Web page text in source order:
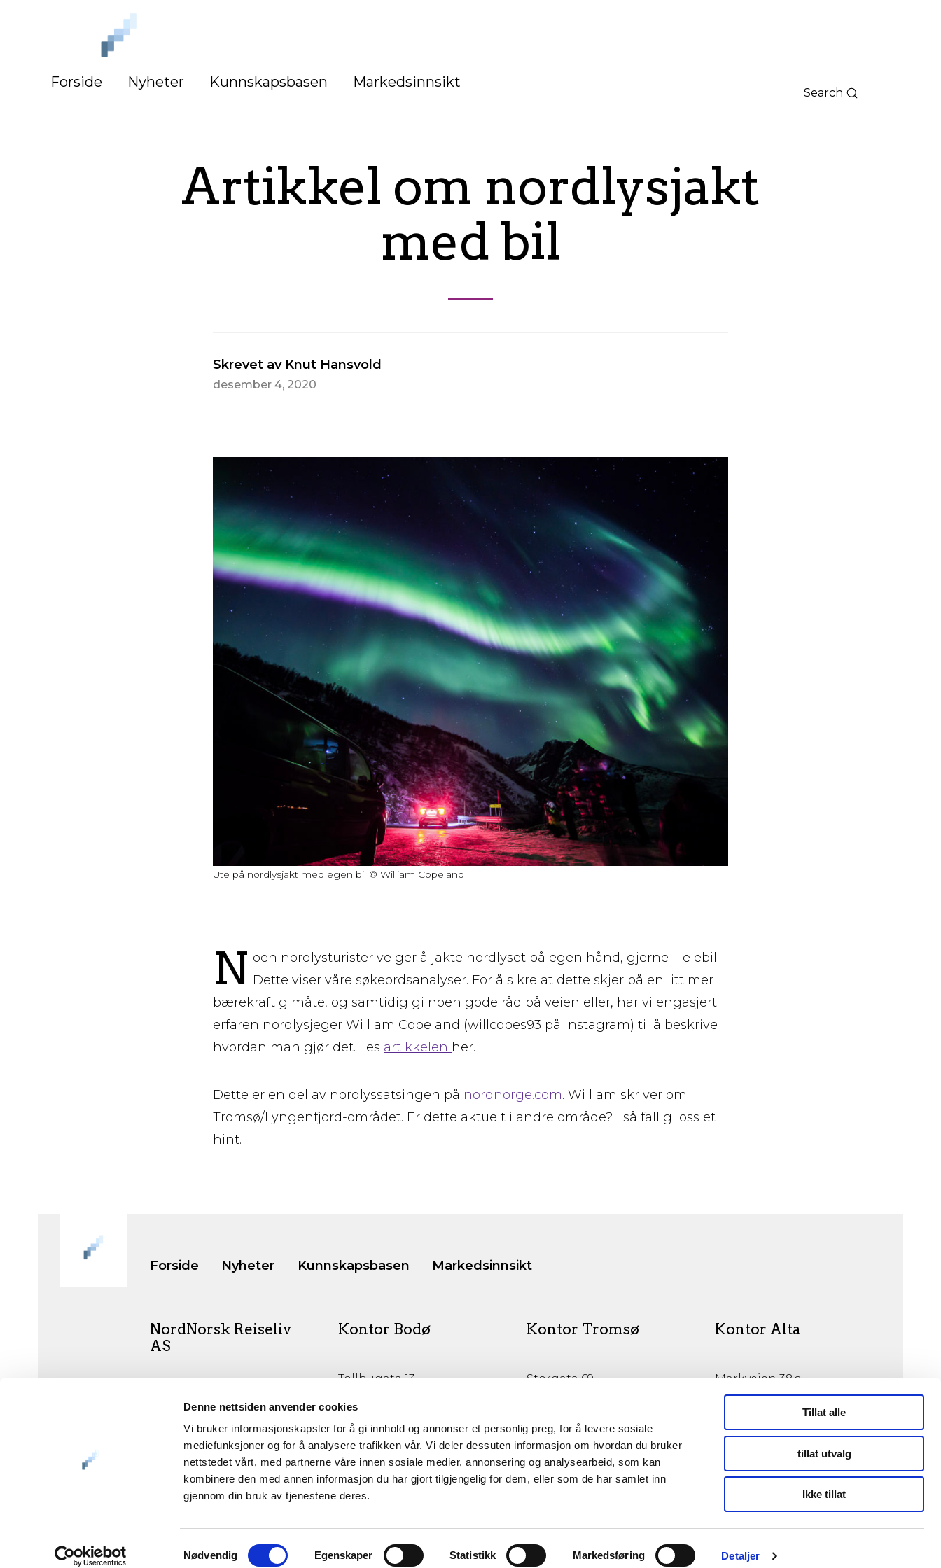
Denne nettsiden anvender cookies
Vi bruker informasjonskapsler for å gi innhold og annonser et personlig preg, for å levere sosiale
mediefunksjoner og for å analysere trafikken vår. Vi deler dessuten informasjon om hvordan du bruker
nettstedet vårt, med partnerne våre innen sosiale medier, annonsering og analysearbeid, som kan
kombinere den med annen informasjon du har gjort tilgjengelig for dem, eller som de har samlet inn
gjennom din bruk av tjenestene deres.
Samtykkevalg
Nødvendig Egenskaper Statistikk Markedsføring Detaljer
Tillat alle
tillat utvalg
Ikke tillat
Nord
Norge
Forside Nyheter Kunnskapsbasen Markedsinnsikt
Search
Artikkel om nordlysjakt
med bil
Skrevet av Knut Hansvold
desember 4, 2020
Ute på nordlysjakt med egen bil © William Copeland
N oen nordlysturister velger å jakte nordlyset på egen hånd, gjerne i leiebil.
Dette viser våre søkeordsanalyser. For å sikre at dette skjer på en litt mer
bærekraftig måte, og samtidig gi noen gode råd på veien eller, har vi engasjert
erfaren nordlysjeger William Copeland (willcopes93 på instagram) til å beskrive
hvordan man gjør det. Les artikkelen her.
Dette er en del av nordlyssatsingen på nordnorge.com. William skriver om
Tromsø/Lyngenfjord-området. Er dette aktuelt i andre område? I så fall gi oss et
hint.
Forside Nyheter Kunnskapsbasen Markedsinnsikt
NordNorsk Reiseliv
AS
Kontor Bodø
Tollbugata 13,
Kontor Tromsø
Storgata 69
Kontor Alta
Markveien 38b
9510 Alta
Org.nr. 994 153 862